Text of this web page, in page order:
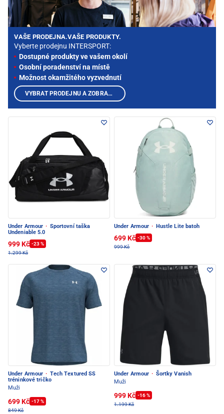
Under Armour · Sportovní taška
Undeniable 5.0
999 Kč -23 %
1.299 Kč
Under Armour · Hustle Lite batoh
699 Kč -30 %
999 Kč
Under Armour · Tech Textured SS
tréninkové tričko
Muži
699 Kč -17 %
849 Kč
Under Armour · Šortky Vanish
Muži
999 Kč -16 %
1.199 Kč
VAŠE PRODEJNA.VAŠE PRODUKTY.
Vyberte prodejnu INTERSPORT:
Dostupné produkty ve vašem okolí
Osobní poradenství na místě
Možnost okamžitého vyzvednutí
VYBRAT PRODEJNU A ZOBRAZIT PRODUKTY